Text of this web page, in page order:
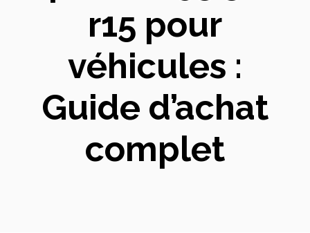
r15 pour
véhicules :
Guide d’achat
complet